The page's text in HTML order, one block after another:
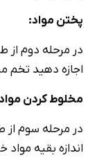
پختن مواد:
در مرحله دوم از
اجازه دهید تخم مرغ‌ها به مدت 15 دقیقه بجوشند و کاملا بپزند. بعد
مخلوط کردن
در مرحله سوم از
اندازه بقیه